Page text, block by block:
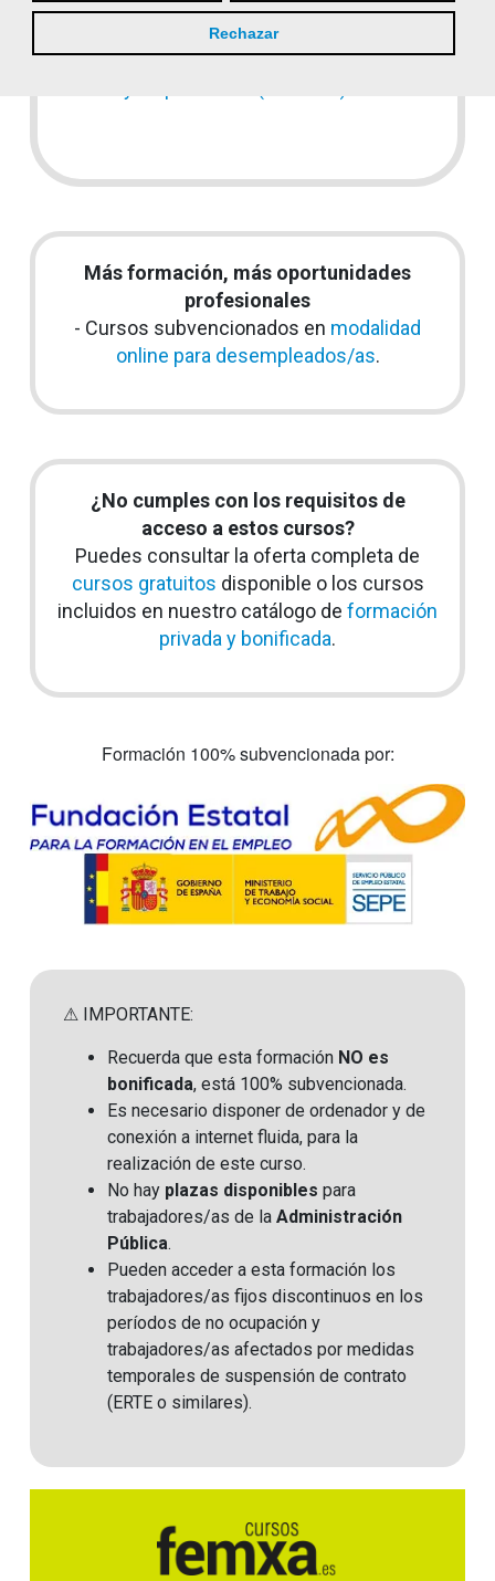
Rechazar
horas)
Técnicas de gestión del servicio de
Más formación, más oportunidades
profesionales
- Cursos subvencionados en modalidad
online para desempleados/as.
¿No cumples con los requisitos de
acceso a estos cursos?
Puedes consultar la oferta completa de
cursos gratuitos disponible o los cursos
incluidos en nuestro catálogo de formación
privada y bonificada.
Formación 100% subvencionada por:
⚠ IMPORTANTE:
Recuerda que esta formación NO es
bonificada, está 100% subvencionada.
Es necesario disponer de ordenador y de
conexión a internet fluida, para la
realización de este curso.
No hay plazas disponibles para
trabajadores/as de la Administración
Pública.
Pueden acceder a esta formación los
trabajadores/as fijos discontinuos en los
períodos de no ocupación y
trabajadores/as afectados por medidas
temporales de suspensión de contrato
(ERTE o similares).